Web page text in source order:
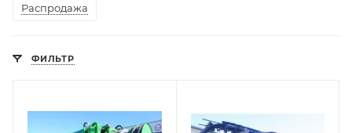
Распродажа
ФИЛЬТР